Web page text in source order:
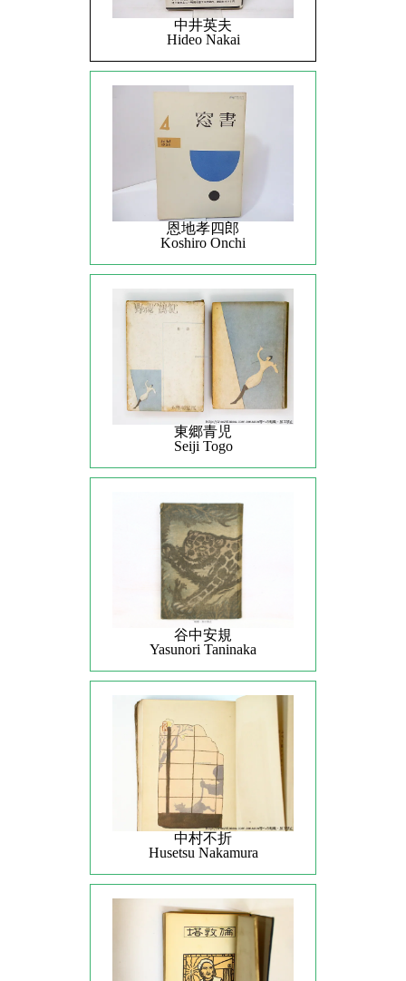
中井英夫
Hideo Nakai
恩地孝四郎
Koshiro Onchi
東郷青児
Seiji Togo
谷中安規
Yasunori Taninaka
中村不折
Husetsu Nakamura